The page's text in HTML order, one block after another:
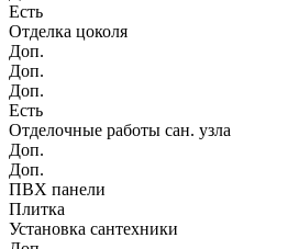
Есть
Отделка цоколя
Доп.
Доп.
Доп.
Есть
Отделочные работы сан. узла
Доп.
Доп.
ПВХ панели
Плитка
Установка сантехники